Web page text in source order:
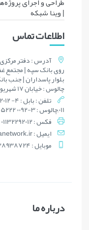
| وینا شبکه
اطلاعات تماس
آدرس : دفتر مرکزی
بلوار پاسداران | جنب
چالوس : خیابان 17 شهریور | بریدگی خزر | نبش بوستان 4
011,چالوس : 3-0092 5222 - 011
فکس : 01132292012
ايميل : info@vinanetwork.ir
موبايل : 09128938724, فروش : 09112292012
درباره ما